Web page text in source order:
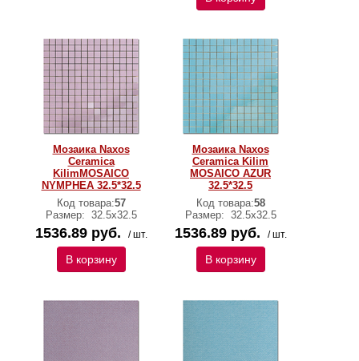
Мозаика Naxos
Ceramica
KilimMOSAICO
NYMPHEA 32.5*32.5
Код товара:57
Размер: 32.5x32.5
1536.89 руб. / шт.
В корзину
Мозаика Naxos
Ceramica Kilim
MOSAICO AZUR
32.5*32.5
Код товара:58
Размер: 32.5x32.5
1536.89 руб. / шт.
В корзину